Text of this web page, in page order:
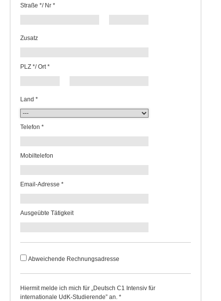
Straße */ Nr *
Zusatz
PLZ */ Ort *
Land *
Telefon *
Mobiltelefon
Email-Adresse *
Ausgeübte Tätigkeit
Abweichende Rechnungsadresse
Hiermit melde ich mich für „Deutsch C1 Intensiv für
internationale UdK-Studierende” an. *